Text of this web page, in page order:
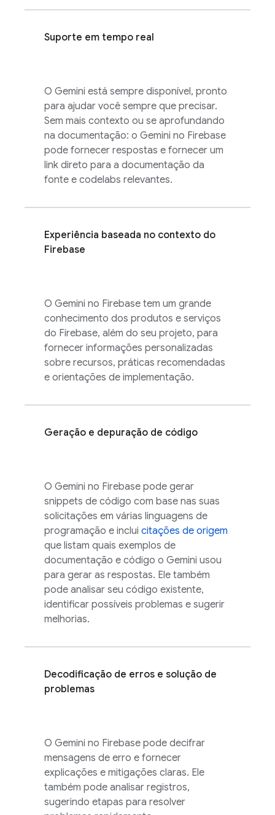
Suporte em tempo real
O Gemini está sempre disponível, pronto
para ajudar você sempre que precisar.
Sem mais contexto ou se aprofundando
na documentação: o Gemini no Firebase
pode fornecer respostas e fornecer um
link direto para a documentação da
fonte e codelabs relevantes.
Experiência baseada no contexto do
Firebase
O Gemini no Firebase tem um grande
conhecimento dos produtos e serviços
do Firebase, além do seu projeto, para
fornecer informações personalizadas
sobre recursos, práticas recomendadas
e orientações de implementação.
Geração e depuração de código
O Gemini no Firebase pode gerar
snippets de código com base nas suas
solicitações em várias linguagens de
programação e inclui citações de origem
que listam quais exemplos de
documentação e código o Gemini usou
para gerar as respostas. Ele também
pode analisar seu código existente,
identificar possíveis problemas e sugerir
melhorias.
Decodificação de erros e solução de
problemas
O Gemini no Firebase pode decifrar
mensagens de erro e fornecer
explicações e mitigações claras. Ele
também pode analisar registros,
sugerindo etapas para resolver